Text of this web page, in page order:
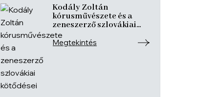
Kodály Zoltán
kórusművészete és a
zeneszerző szlovákiai
kötődései
Megtekintés